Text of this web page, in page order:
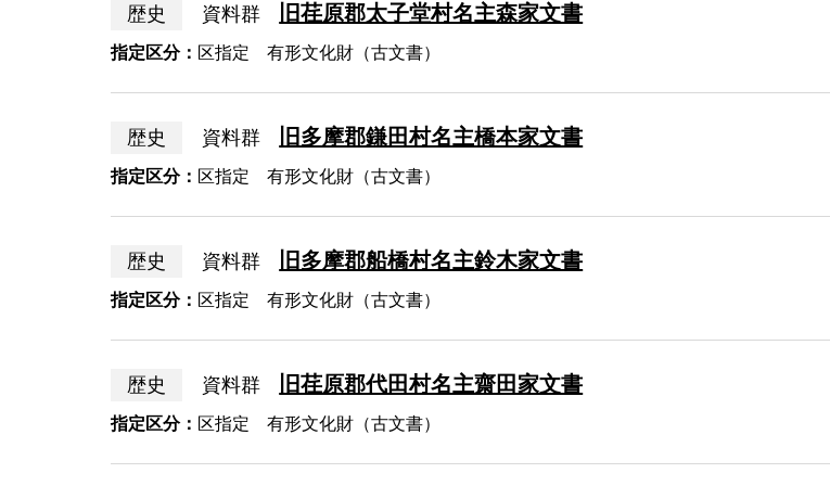
歴史 資料群 旧荏原郡太子堂村名主森家文書
指定区分： 区指定 有形文化財（古文書）
歴史 資料群 旧多摩郡鎌田村名主橋本家文書
指定区分： 区指定 有形文化財（古文書）
歴史 資料群 旧多摩郡船橋村名主鈴木家文書
指定区分： 区指定 有形文化財（古文書）
歴史 資料群 旧荏原郡代田村名主齋田家文書
指定区分： 区指定 有形文化財（古文書）